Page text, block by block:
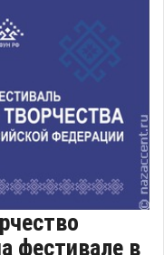
фестивале в